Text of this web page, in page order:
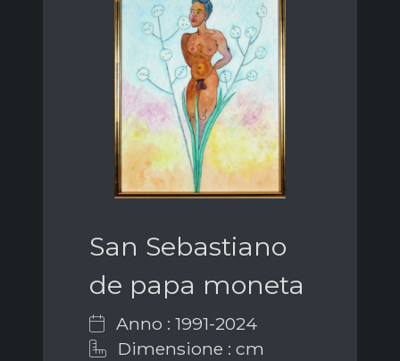
San Sebastiano
de papa moneta
Anno : 1991-2024
Dimensione : cm